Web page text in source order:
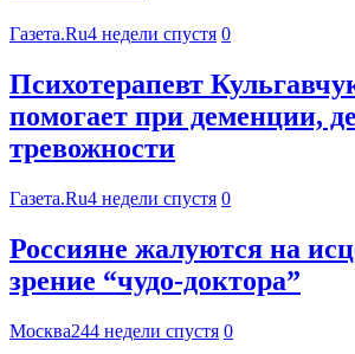
Газета.Ru4 недели спустя 0
Психотерапевт
помогает при деменции,
тревожности
Газета.Ru4 недели спустя 0
Россияне жалуются на
зрение “чудо-доктора”
Москва244 недели спустя 0